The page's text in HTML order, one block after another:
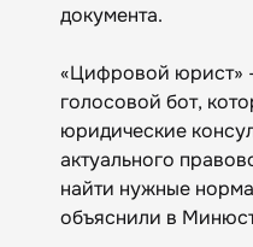
документа.
«Цифровой юрист»
голосовой бот,
юридические
актуального
найти нужные
объяснили в